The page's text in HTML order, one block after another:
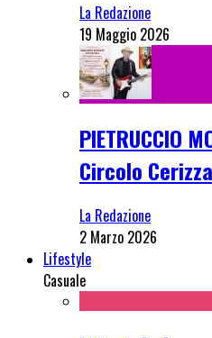
La Redazione
19 Maggio 2026
PIETRUCCIO
Circolo Cerizza
La Redazione
2 Marzo 2026
Lifestyle
Casuale